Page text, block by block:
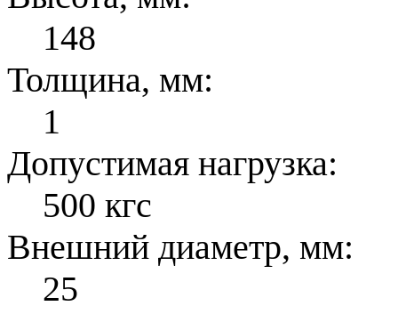
148
Толщина, мм:
1
Допустимая нагрузка:
500 кгс
Внешний диаметр, мм:
25